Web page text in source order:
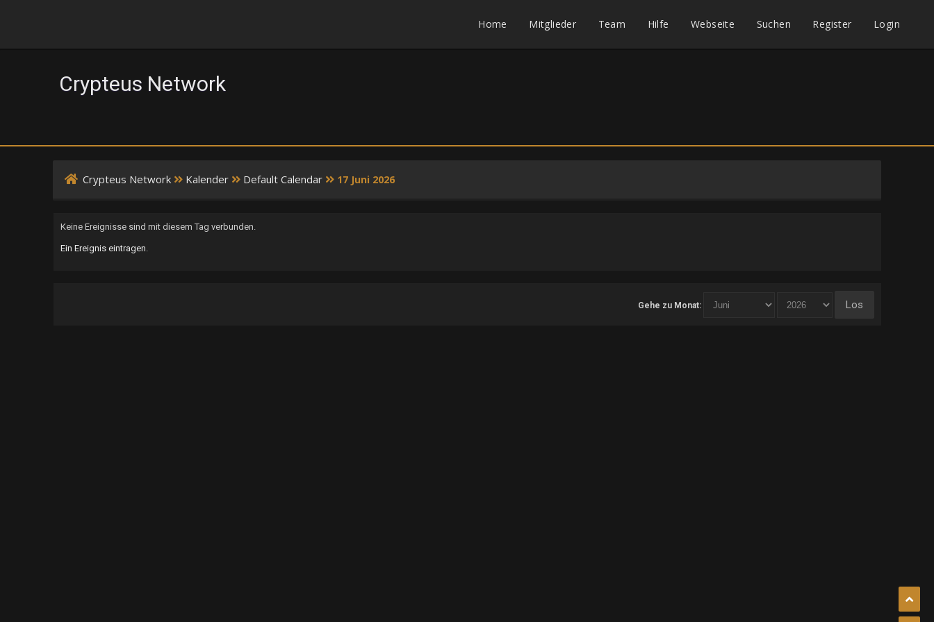
Home Mitglieder Team Hilfe Webseite Suchen Register Login
Crypteus Network
Crypteus Network Kalender Default Calendar 17 Juni 2026
Keine Ereignisse sind mit diesem Tag verbunden.
Ein Ereignis eintragen.
Gehe zu Monat: